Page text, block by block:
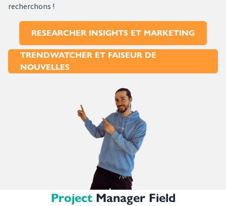
recherchons !
RESEARCHER INSIGHTS ET MARKETING
TRENDWATCHER ET FAISEUR DE
NOUVELLES
ProjectManager Field